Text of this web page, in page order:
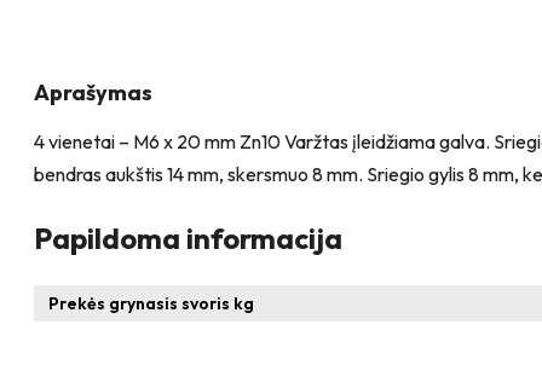
+
4
vienetai
–
NTM6
12
Zn
formos
Aprašymas
4 vienetai – M6 x 20 mm Zn10 Varžtas įleidžiama galva.
bendras aukštis 14 mm, skersmuo 8 mm. Sriegio gylis 8 mm,
Papildoma informacija
Prekės grynasis svoris kg